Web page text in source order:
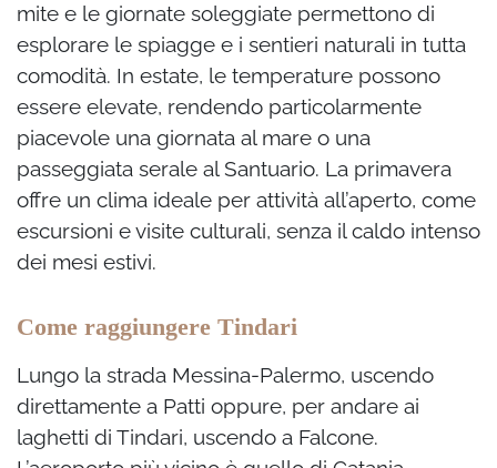
mite e le giornate soleggiate permettono di
esplorare le spiagge e i sentieri naturali in tutta
comodità. In estate, le temperature possono
essere elevate, rendendo particolarmente
piacevole una giornata al mare o una
passeggiata serale al Santuario. La primavera
offre un clima ideale per attività all’aperto, come
escursioni e visite culturali, senza il caldo intenso
dei mesi estivi.
Come raggiungere Tindari
Lungo la strada Messina-Palermo, uscendo
direttamente a Patti oppure, per andare ai
laghetti di Tindari, uscendo a Falcone.